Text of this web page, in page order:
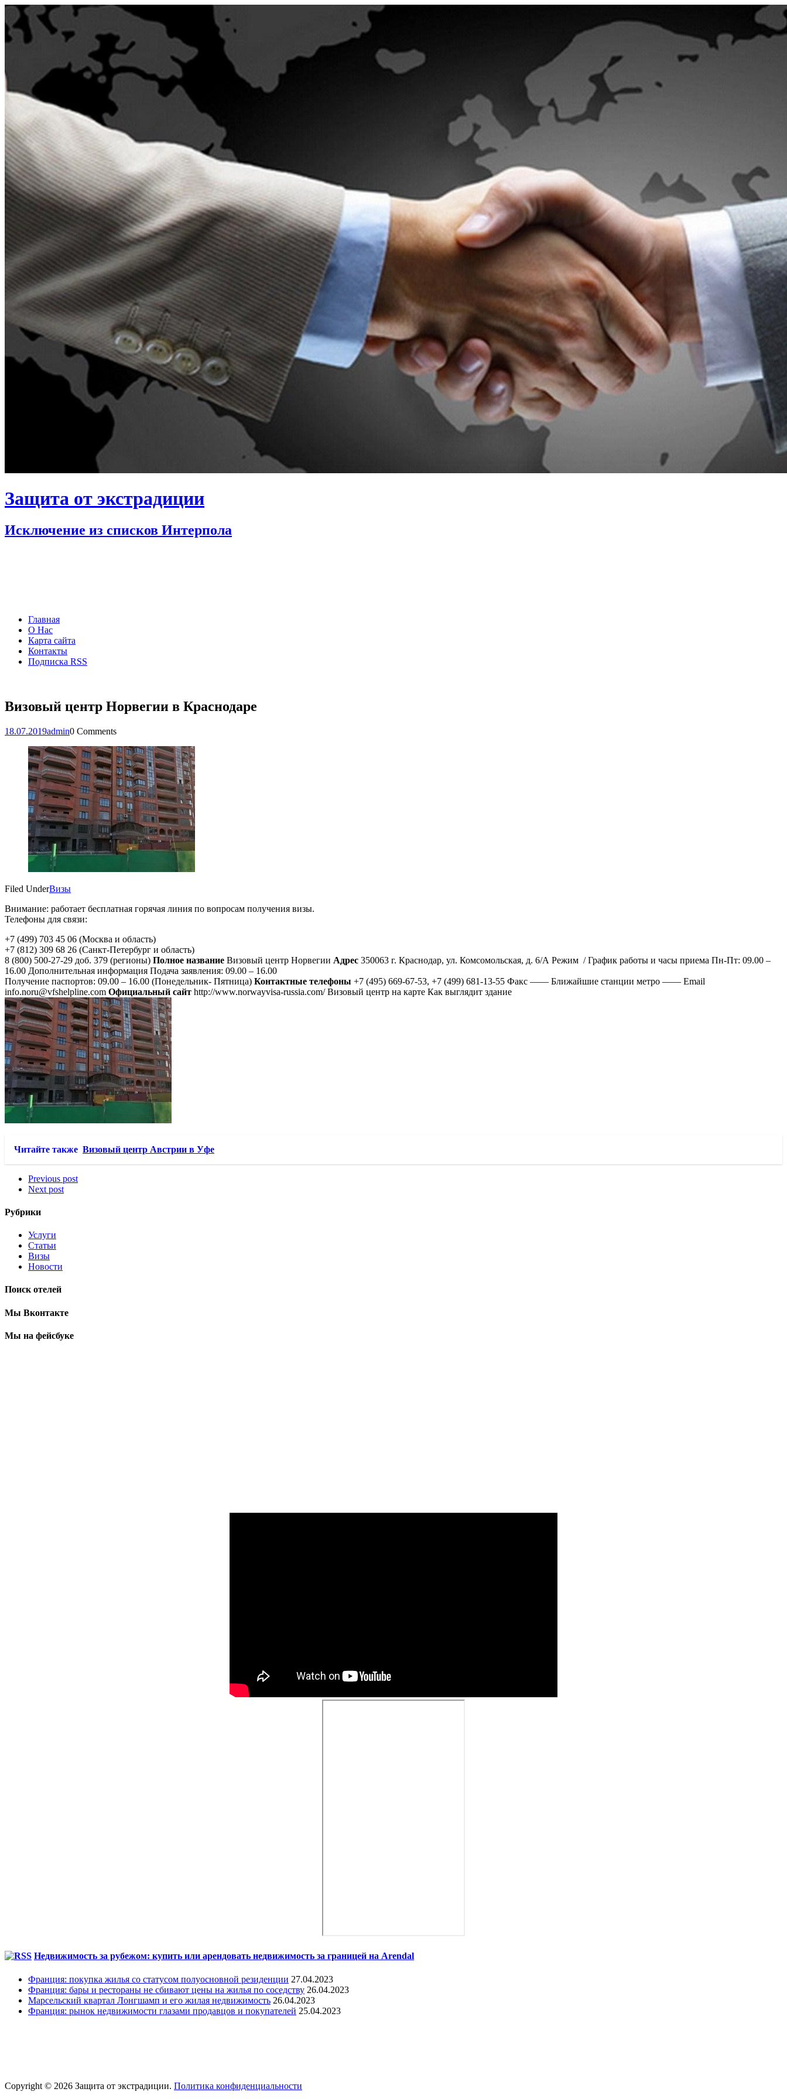
Защита от экстрадиции
Исключение из списков Интерпола
Главная
О Нас
Карта сайта
Контакты
Подписка RSS
Визовый центр Норвегии в Краснодаре
18.07.2019admin0 Comments
Filed UnderВизы
Внимание: работает бесплатная горячая линия по вопросам получения визы.
Телефоны для связи:
+7 (499) 703 45 06 (Москва и область)
+7 (812) 309 68 26 (Санкт-Петербург и область)
8 (800) 500-27-29 доб. 379 (регионы) Полное название Визовый центр Норвегии Адрес 350063 г. Краснодар, ул. Комсомольская, д. 6/А Режим / График работы и часы приема Пн-Пт: 09.00 –
16.00 Дополнительная информация Подача заявления: 09.00 – 16.00
Получение паспортов: 09.00 – 16.00 (Понедельник- Пятница) Контактные телефоны +7 (495) 669-67-53, +7 (499) 681-13-55 Факс —— Ближайшие станции метро —— Email
info.noru@vfshelpline.com Официальный сайт http://www.norwayvisa-russia.com/ Визовый центр на карте Как выглядит здание
Читайте также Визовый центр Австрии в Уфе
Previous post
Next post
Рубрики
Услуги
Статьи
Визы
Новости
Поиск отелей
Мы Вконтакте
Мы на фейсбуке
Недвижимость за рубежом: купить или арендовать недвижимость за границей на Arendal
Франция: покупка жилья со статусом полуосновной резиденции 27.04.2023
Франция: бары и рестораны не сбивают цены на жилья по соседству 26.04.2023
Марсельский квартал Лонгшамп и его жилая недвижимость 26.04.2023
Франция: рынок недвижимости глазами продавцов и покупателей 25.04.2023
Copyright © 2026 Защита от экстрадиции. Политика конфиденциальности